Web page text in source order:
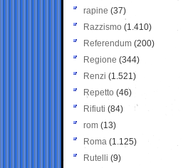
rapine (37)
Razzismo (1.410)
Referendum (200)
Regione (344)
Renzi (1.521)
Repetto (46)
Rifiuti (84)
rom (13)
Roma (1.125)
Rutelli (9)